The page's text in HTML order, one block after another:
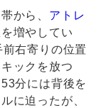
から、 アトレ
増やしてい
右寄りの位置
ックを放つ
分には背後を
に迫ったが、